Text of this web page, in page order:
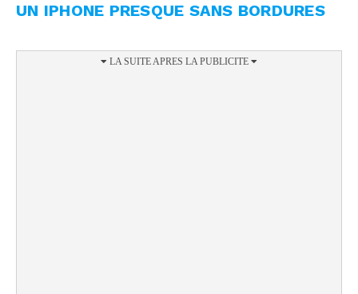
UN IPHONE PRESQUE SANS BORDURES